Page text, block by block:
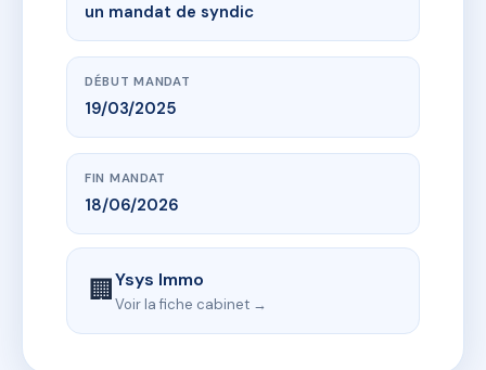
un mandat de syndic
DÉBUT MANDAT
19/03/2025
FIN MANDAT
18/06/2026
🏢Ysys Immo
Voir la fiche cabinet →